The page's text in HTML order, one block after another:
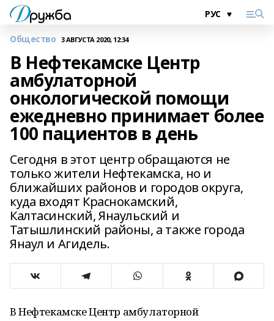
Общество 3 АВГУСТА 2020, 12:34
В Нефтекамске Центр
амбулаторной
онкологической помощи
ежедневно принимает более
100 пациентов в день
Сегодня в этот центр обращаются не
только жители Нефтекамска, но и
ближайших районов и городов округа,
куда входят Краснокамский,
Калтасинский, Янаульский и
Татышлинский районы, а также города
Янаул и Агидель.
В Нефтекамске Центр амбулаторной